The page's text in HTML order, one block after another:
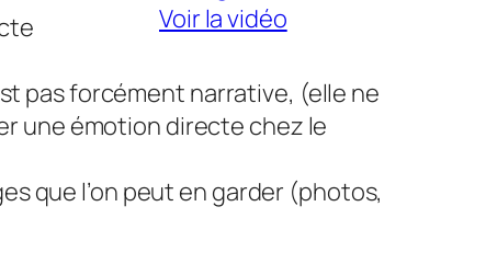
Voir la vidéo
pas forcément narrative, (elle ne
une émotion directe chez le
que l’on peut en garder (photos,